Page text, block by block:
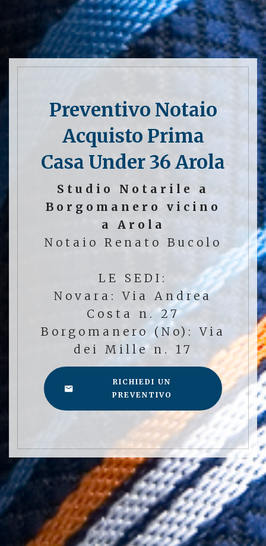
Preventivo Notaio
Acquisto Prima
Casa Under 36 Arola
Studio Notarile a
Borgomanero vicino
a Arola
Notaio Renato Bucolo
LE SEDI:
Novara: Via Andrea
Costa n. 27
Borgomanero (No): Via
dei Mille n. 17
RICHIEDI UN
PREVENTIVO